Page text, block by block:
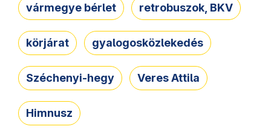
vármegye bérlet retrobuszok, BKV
körjárat gyalogosközlekedés
Széchenyi-hegy Veres Attila
Himnusz